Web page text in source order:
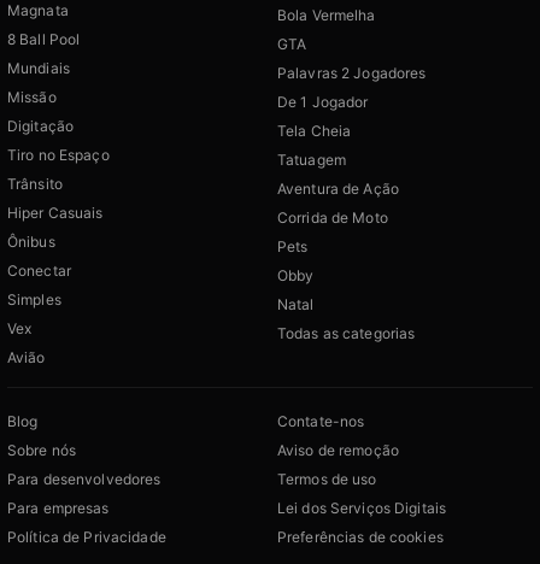
Magnata
8 Ball Pool
Mundiais
Missão
Digitação
Tiro no Espaço
Trânsito
Hiper Casuais
Ônibus
Conectar
Simples
Vex
Avião
Bola Vermelha
GTA
Palavras 2 Jogadores
De 1 Jogador
Tela Cheia
Tatuagem
Aventura de Ação
Corrida de Moto
Pets
Obby
Natal
Todas as categorias
Blog
Sobre nós
Para desenvolvedores
Para empresas
Política de Privacidade
Contate-nos
Aviso de remoção
Termos de uso
Lei dos Serviços Digitais
Preferências de cookies